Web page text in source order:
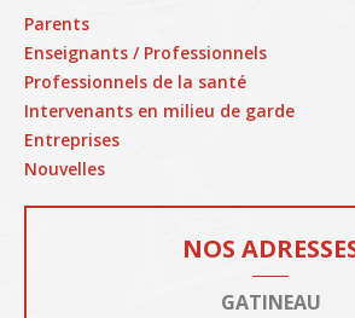
Parents
Enseignants / Professionnels
Professionnels de la santé
Intervenants en milieu de garde
Entreprises
Nouvelles
NOS
GATINEAU